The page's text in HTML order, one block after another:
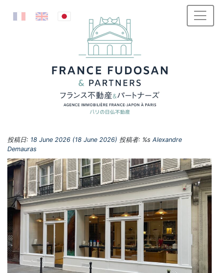
コンテンツへスキップ
投稿日: 18 June 2026 (18 June 2026) 投稿者: %s Alexandre
Demauras